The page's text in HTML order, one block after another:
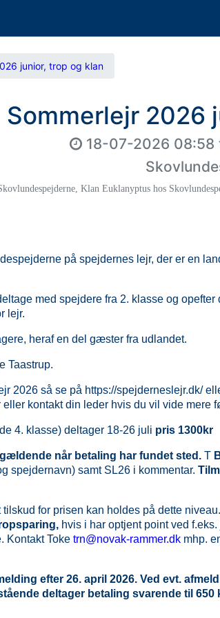
junior, trop og klan
Sommerlejr 2026
18-07-2026 08:58
Klan Euklanyptus hos
på spejdernes lejr, der er en
med spejdere fra 2. klasse og
lejr.
heraf en del gæster fra udlandet.
Taastrup.
2026 så se på https://spejderneslejr.dk/
eller kontakt din leder hvis du vil vide mere
4. klasse) deltager 18-26 juli pris 1300kr
når betaling har fundet sted. T
spejdernavn) samt SL26 i kommentar.
for prisen kan holdes på dette
hvis i har optjent point ved
Kontakt Toke trn@novak-rammer.dk mhp.
efter 26. april 2026. Ved evt.
deltager betaling svarende til 650